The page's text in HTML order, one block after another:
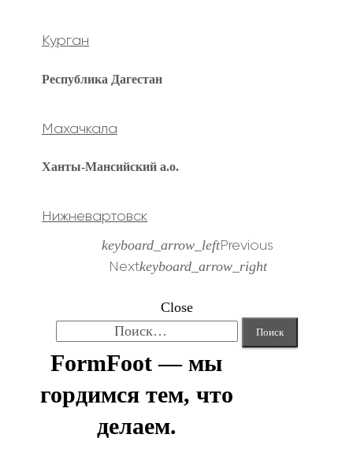
Курган
Республика Дагестан
Махачкала
Ханты-Мансийский а.о.
Нижневартовск
keyboard_arrow_leftPrevious
Nextkeyboard_arrow_right
Close
FormFoot — мы
гордимся тем, что
делаем.